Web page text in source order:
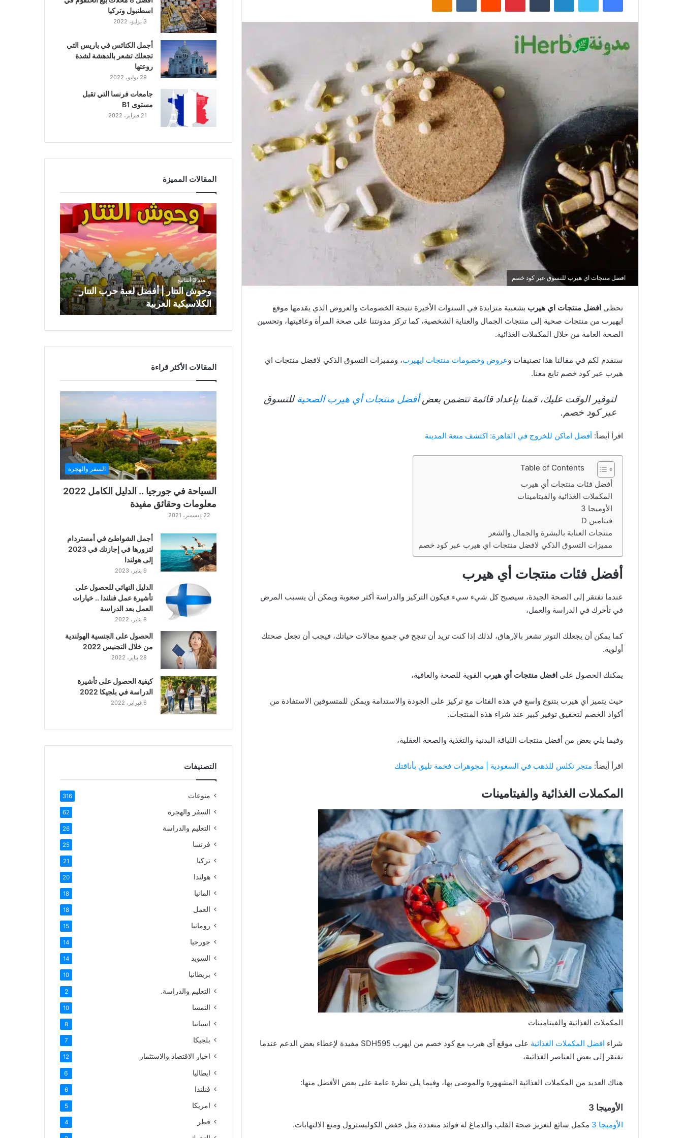
افضل منتجات اي هيرب للتسوق عبر كود خصم
تحظى افضل منتجات اي هيرب بشعبية متزايدة في السنوات الأخيرة نتيجة الخصومات والعروض الذي يقدمها موقع
ايهيرب من منتجات صحية إلى منتجات الجمال والعناية الشخصية، كما تركز مدونتنا على صحة المرأة وعافيتها، وتحسين
الصحة العامة من خلال المكملات الغذائية.
سنقدم لكم في مقالنا هذا تصنيفات وعروض وخصومات منتجات ايهيرب، ومميزات التسوق الذكي لافضل منتجات اي
هيرب عبر كود خصم تابع معنا.
لتوفير الوقت عليك، قمنا بإعداد قائمة تتضمن بعضأفضل منتجات أي هيرب الصحية للتسوق
عبر كود خصم.
اقرأ أيضاً: أفضل اماكن للخروج في القاهرة: اكتشف متعة المدينة
Table of Contents
أفضل فئات منتجات أي هيرب
المكملات الغذائية والفيتامينات
الأوميجا 3
فيتامين D
منتجات العناية بالبشرة والجمال والشعر
مميزات التسوق الذكي لافضل منتجات اي هيرب عبر كود خصم
أفضل فئات منتجات أي هيرب
عندما تفتقر إلى الصحة الجيدة، سيصبح كل شيء سيء فيكون التركيز والدراسة أكثر صعوبة ويمكن أن يتسبب المرض
في تأخرك في الدراسة والعمل،
كما يمكن أن يجعلك التوتر تشعر بالإرهاق، لذلك إذا كنت تريد أن تنجح في جميع مجالات حياتك، فيجب أن تجعل صحتك
أولوية.
يمكنك الحصول على افضل منتجات أي هيرب القوية للصحة والعافية،
حيث يتميز أي هيرب بتنوع واسع في هذه الفئات مع تركيز على الجودة والاستدامة ويمكن للمتسوقين الاستفادة من
أكواد الخصم لتحقيق توفير كبير عند شراء هذه المنتجات.
وفيما يلي بعض من أفضل منتجات اللياقة البدنية والتغذية والصحة العقلية،
اقرأ أيضاً: متجر نكلس للذهب في السعودية | مجوهرات فخمة تليق بأناقتك
المكملات الغذائية والفيتامينات
المكملات الغذائية والفيتامينات
شراء افضل المكملات الغذائية
على موقع آي هيرب مع كود خصم من ايهرب SDH595 مفيدة لإعطاء بعض الدعم عندما
نفتقر إلى بعض العناصر الغذائية،
هناك العديد من المكملات الغذائية المشهورة والموصى بها، وفيما يلي نظرة عامة على بعض الأفضل منها:
الأوميجا 3
الأوميجا 3 مكمل شائع لتعزيز صحة القلب والدماغ له فوائد متعددة مثل خفض الكوليسترول ومنع الالتهابات.
اسطنبول وتركيا
3 يوليو، 2022
أجمل الكنائس في باريس التي
تجعلك تشعر بالدهشة لشدة
روعتها
29 يوليو، 2022
جامعات فرنسا التي تقبل
مستوى B1
21 فبراير، 2022
المقالات المميزة
وحوش
أفضل
لعبة
حرب
التتار
الكلاسيكية
العربية
منذ 3 أسابيع
وحوش التتار | أفضل لعبة حرب التتار
الكلاسيكية العربية
المقالات الأكثر قراءة
السفر والهجرة
السياحة في جورجيا .. الدليل الكامل 2022
معلومات وحقائق مفيدة
22 ديسمبر، 2021
أجمل الشواطئ في أمستردام
لتزورها في إجازتك في 2023
إلى هولندا
9 يناير، 2023
الدليل النهائي للحصول على
تأشيرة عمل فنلندا .. خيارات
العمل بعد الدراسة
8 يناير، 2022
الحصول على الجنسية الهولندية
من خلال التجنيس 2022
28 يناير، 2022
كيفية الحصول على تأشيرة
الدراسة في بلجيكا 2022
6 فبراير، 2022
التصنيفات
منوعات 316
السفر والهجرة 62
التعليم والدراسة 26
فرنسا 25
تركيا 21
هولندا 20
المانيا 18
العمل 18
رومانيا 15
جورجيا 14
السويد 14
بريطانيا 10
التعليم والدراسة. 2
النمسا 10
اسبانيا 8
بلجيكا 7
اخبار الاقتصاد والاستثمار 12
ايطاليا 6
فنلندا 6
امريكا 5
قطر 4